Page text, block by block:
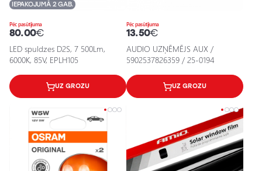
Pēc pasūtījuma
IEPAKOJUMĀ 2 GAB.
80.00€
LED spuldzes D2S, 7 500Lm,
6000K, 85V, EPLH105
UZ GROZU
Pēc pasūtījuma
13.50€
AUDIO UZŅĒMĒJS AUX /
5902537826359 / 25-0194
UZ GROZU